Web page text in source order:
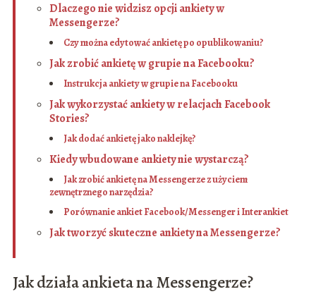
Dlaczego nie widzisz opcji ankiety w
Messengerze?
Czy można edytować ankietę po opublikowaniu?
Jak zrobić ankietę w grupie na Facebooku?
Instrukcja ankiety w grupie na Facebooku
Jak wykorzystać ankiety w relacjach Facebook
Stories?
Jak dodać ankietę jako naklejkę?
Kiedy wbudowane ankiety nie wystarczą?
Jak zrobić ankietę na Messengerze z użyciem
zewnętrznego narzędzia?
Porównanie ankiet Facebook/Messenger i Interankiet
Jak tworzyć skuteczne ankiety na Messengerze?
Jak działa ankieta na Messengerze?